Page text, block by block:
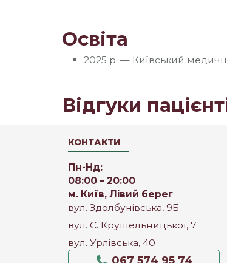
Освіта
2025 р. — Київський
Відгуки
КОНТАКТИ
Пн-Нд:
08:00 – 20:00
м. Київ, Лівий берег
вул. Здолбунівська, 9Б
вул. С. Крушельницької, 7
вул. Урлівська, 40